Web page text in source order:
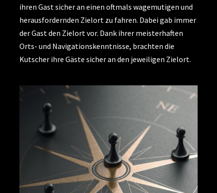
ihren Gast sicher an einen oftmals wagemutigen und
herausfordernden Zielort zu fahren. Dabei gab immer
der Gast den Zielort vor. Dank ihrer meisterhaften
Orts- und Navigationskenntnisse, brachten die
Kutscher ihre Gäste sicher an den jeweiligen Zielort.